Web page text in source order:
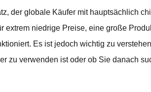
der globale Käufer mit hauptsächlich
extrem niedrige Preise, eine große
Es ist jedoch wichtig zu
zu verwenden ist oder ob Sie danach